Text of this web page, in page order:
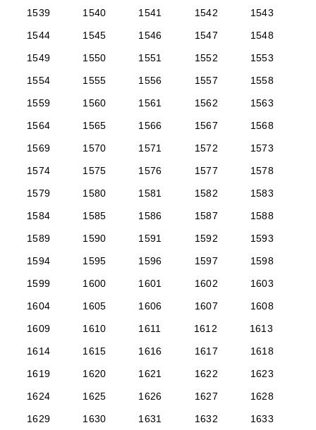
1539
1540 1541 1542
1543
1544
1545 1546 1547
1548
1549
1550 1551 1552
1553
1554
1555 1556 1557
1558
1559
1560 1561 1562
1563
1564
1565 1566 1567
1568
1569
1570 1571 1572
1573
1574
1575 1576 1577
1578
1579
1580 1581 1582
1583
1584
1585 1586 1587
1588
1589
1590 1591 1592
1593
1594
1595 1596 1597
1598
1599
1600 1601 1602
1603
1604
1605 1606 1607
1608
1609
1610 1611 1612
1613
1614
1615 1616 1617
1618
1619
1620 1621 1622
1623
1624
1625 1626 1627
1628
1629
1630 1631 1632
1633